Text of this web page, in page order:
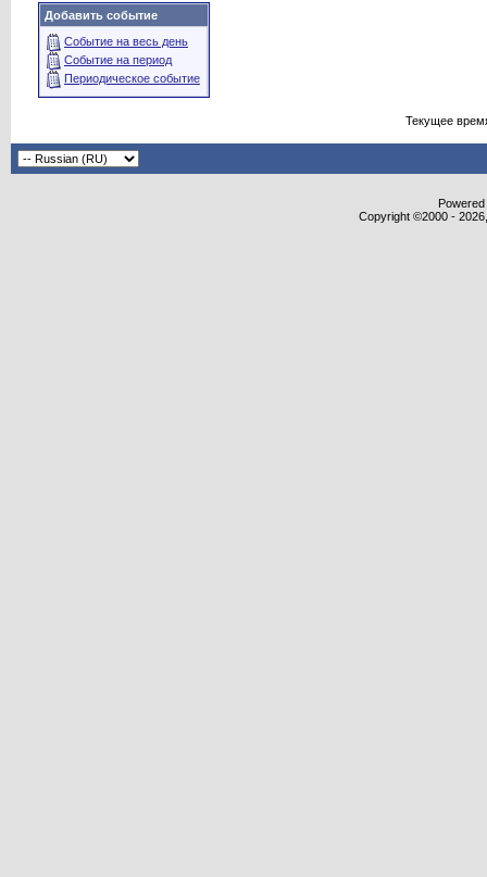
Добавить событие
Событие на весь день
Событие на период
Периодическое событие
Текущее
Copyright ©2000 -